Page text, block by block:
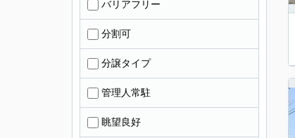
バリアフリー
分割可
分譲タイプ
管理人常駐
眺望良好